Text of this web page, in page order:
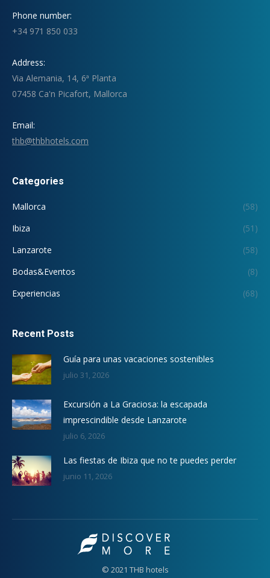
Phone number:
+34 971 850 033
Address:
Via Alemania, 14, 6ª Planta
07458 Ca'n Picafort, Mallorca
Email:
thb@thbhotels.com
Categories
Mallorca
(58)
Ibiza
(51)
Lanzarote
(58)
Bodas&Eventos
(8)
Experiencias
(68)
Recent Posts
Guía para unas vacaciones sostenibles
julio 31, 2026
Excursión a La Graciosa: la escapada
imprescindible desde Lanzarote
julio 6, 2026
Las fiestas de Ibiza que no te puedes perder
junio 11, 2026
© 2021 THB hotels